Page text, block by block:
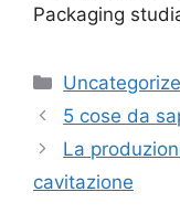
Packaging
Categorie
5 cose da
La
cavitazione